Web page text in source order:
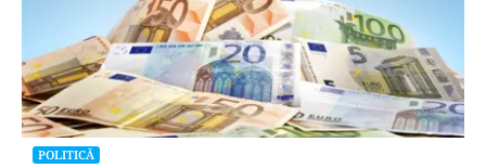
POLITICĂ